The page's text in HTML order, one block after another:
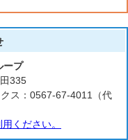
ープ
335
ス：0567-67-4011（代
ください。